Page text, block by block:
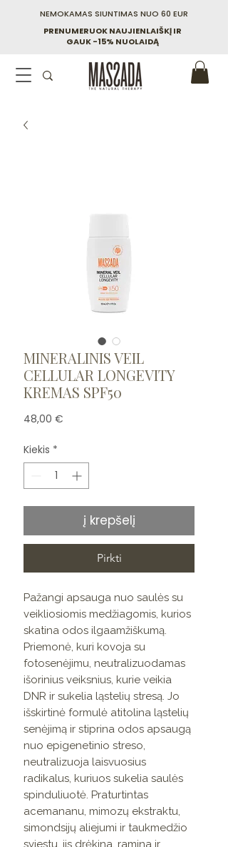
NEMOKAMAS SIUNTIMAS NUO 60 EUR
PRENUMERUOK NAUJIENLAIŠKĮ IR
GAUK -15% NUOLAIDĄ
MINERALINIS VEIL
CELLULAR LONGEVITY
KREMAS SPF50
48,00 €
Kiekis *
į krepšelį
Pirkti
Pažangi apsauga nuo saulės su
veikliosiomis medžiagomis, kurios
skatina odos ilgaamžiškumą.
Priemonė, kuri kovoja su
fotosenėjimu, neutralizuodamas
išorinius veiksnius, kurie veikia
DNR ir sukelia ląstelių stresą. Jo
išskirtinė formulė atitolina ląstelių
senėjimą ir stiprina odos apsaugą
nuo epigenetinio streso,
neutralizuoja laisvuosius
radikalus, kuriuos sukelia saulės
spinduliuotė. Praturtintas
acemananu, mimozų ekstraktu,
simondsijų aliejumi ir taukmedžio
sviestu, jis drėkina, ramina ir